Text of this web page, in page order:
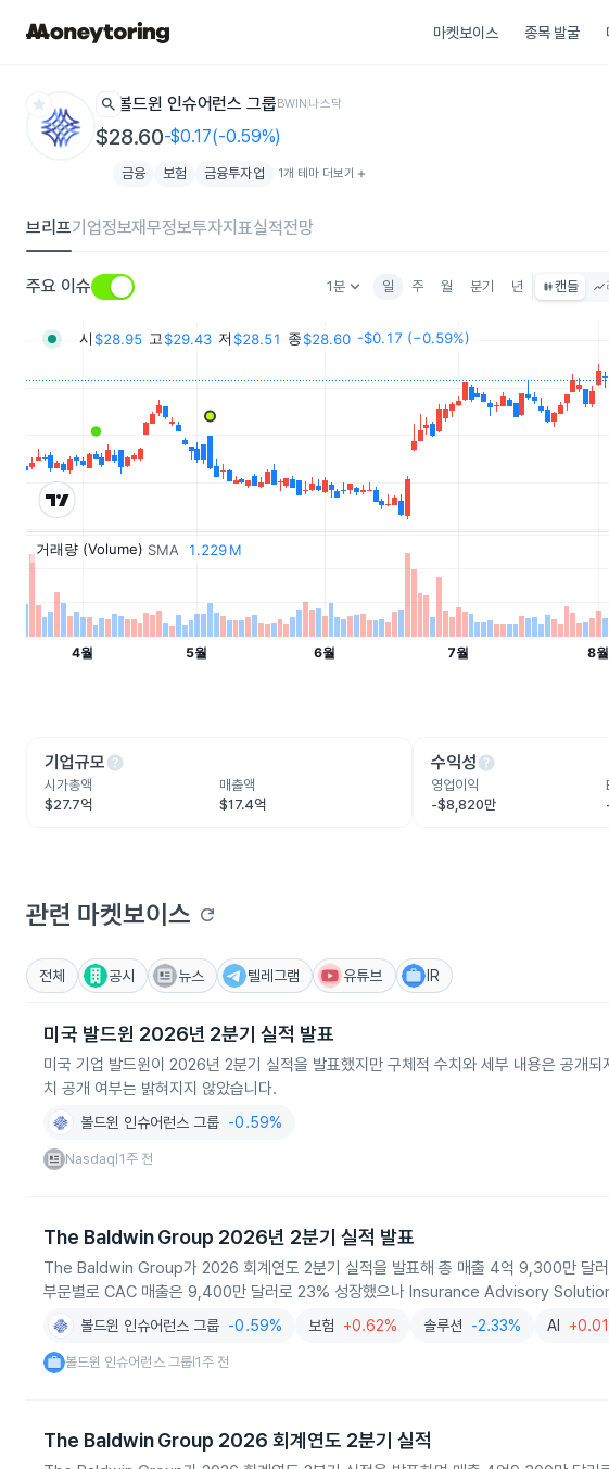
마켓보이스 종목 발굴
star search 볼드윈 인슈어런스 그룹BWIN나스닥
$28.60-$0.17(-0.59%)
금융 보험 금융투자업 1개 테마 더보기 add
브리프기업정보재무정보투자지표실적전망
주요 이슈 1분keyboard_arrow_down 일 주 월 분기 년 캔들
기업규모help
시가총액
$27.7억
매출액
$17.4억
수익성help
영업이익
-$8,820만
관련 마켓보이스 refresh
전체 공시 뉴스 텔레그램 유튜브 IR
미국 발드윈 2026년 2분기 실적 발표
미국 기업 발드윈이 2026년 2분기 실적을 발표했지만 구체적 수치와 세부 내용은 공개
치 공개 여부는 밝혀지지 않았습니다.
볼드윈 인슈어런스 그룹 -0.59%
Nasdaq 1주 전
The Baldwin Group 2026년 2분기 실적 발표
The Baldwin Group가 2026 회계연도 2분기 실적을 발표해 총 매출 4억 9,300만 달
부문별로 CAC 매출은 9,400만 달러로 23% 성장했으나 Insurance Advisory
볼드윈 인슈어런스 그룹 -0.59% 보험 +0.62% 솔루션 -2.33% AI
볼드윈 인슈어런스 그룹| 1주 전
The Baldwin Group 2026 회계연도 2분기 실적